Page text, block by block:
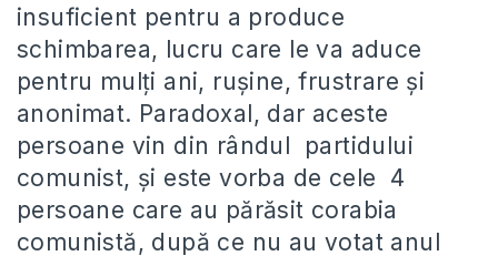
insuficient pentru a produce
schimbarea, lucru care le va aduce
pentru mulţi ani, ruşine, frustrare şi
anonimat. Paradoxal, dar aceste
persoane vin din rândul partidului
comunist, şi este vorba de cele 4
persoane care au părăsit corabia
comunistă, după ce nu au votat anul